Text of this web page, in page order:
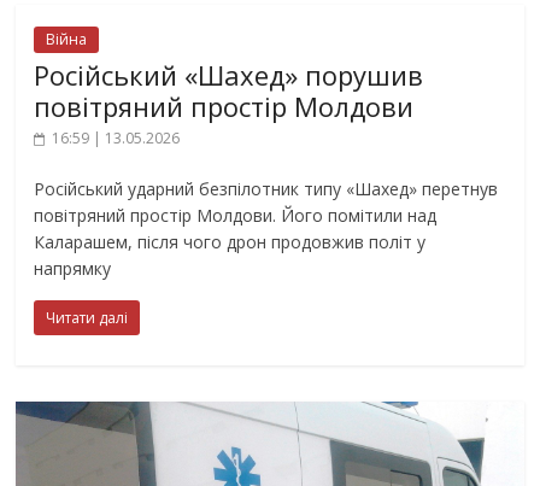
Війна
Російський «Шахед» порушив
повітряний простір Молдови
16:59 | 13.05.2026
Російський ударний безпілотник типу «Шахед» перетнув
повітряний простір Молдови. Його помітили над
Каларашем, після чого дрон продовжив політ у
напрямку
Читати далі